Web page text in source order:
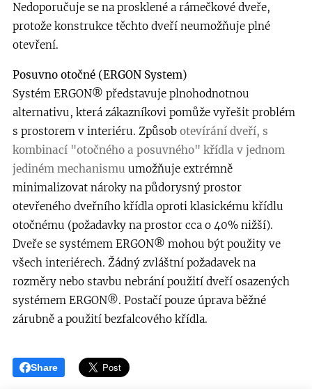
Nedoporučuje se na prosklené a rámečkové dveře,
protože konstrukce těchto dveří neumožňuje plné
otevření.
Posuvno otočné (ERGON System)
Systém ERGON® představuje plnohodnotnou
alternativu, která zákazníkovi pomůže vyřešit problém
s prostorem v interiéru. Způsob otevírání dveří, s
kombinací "otočného a posuvného" křídla v jednom
jediném mechanismu umožňuje extrémně
minimalizovat nároky na půdorysný prostor
otevřeného dveřního křídla oproti klasickému křídlu
otočnému (požadavky na prostor cca o 40% nižší).
Dveře se systémem ERGON® mohou být použity ve
všech interiérech. Žádný zvláštní požadavek na
rozměry nebo stavbu nebrání použití dveří osazených
systémem ERGON®. Postačí pouze úprava běžné
zárubně a použití bezfalcového křídla.
Share